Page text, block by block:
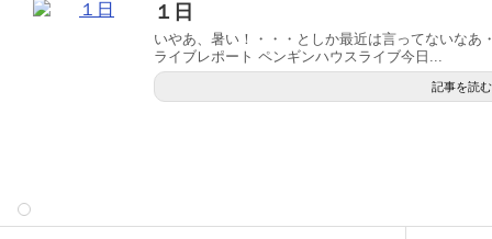
１日
いやあ、暑い！・・・としか最近は言ってないな
ライブレポート ペンギンハウスライブ今日...
記事を読む